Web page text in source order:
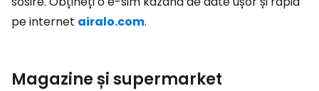
pe internet airalo.com.
Magazine și supermarket